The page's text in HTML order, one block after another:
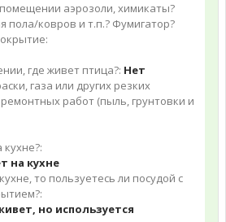
аэрозоли, химикаты?
пола/ковров и т.п.? Фумигатор?
где живет птица?: Нет
газа или других резких
работ (пыль, грунтовки и
на кухне
то пользуетесь ли посудой с
но используется